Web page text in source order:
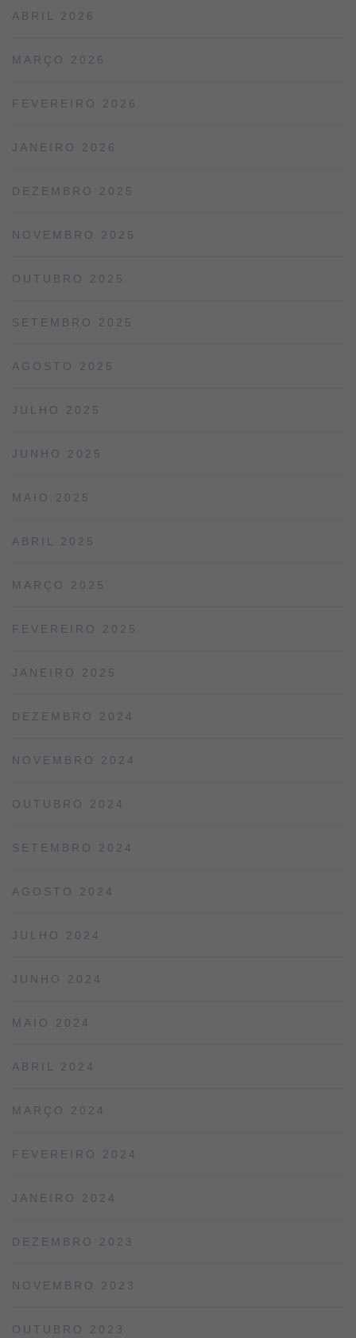
ABRIL 2026
MARÇO 2026
FEVEREIRO 2026
JANEIRO 2026
DEZEMBRO 2025
NOVEMBRO 2025
OUTUBRO 2025
SETEMBRO 2025
AGOSTO 2025
JULHO 2025
JUNHO 2025
MAIO 2025
ABRIL 2025
MARÇO 2025
FEVEREIRO 2025
JANEIRO 2025
DEZEMBRO 2024
NOVEMBRO 2024
OUTUBRO 2024
SETEMBRO 2024
AGOSTO 2024
JULHO 2024
JUNHO 2024
MAIO 2024
ABRIL 2024
MARÇO 2024
FEVEREIRO 2024
JANEIRO 2024
DEZEMBRO 2023
NOVEMBRO 2023
OUTUBRO 2023